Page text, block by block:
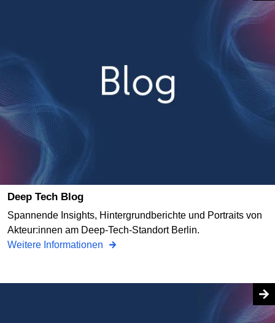
Deep Tech Blog
Spannende Insights, Hintergrundberichte und Portraits von
Akteur:innen am Deep-Tech-Standort Berlin.
Weitere Informationen